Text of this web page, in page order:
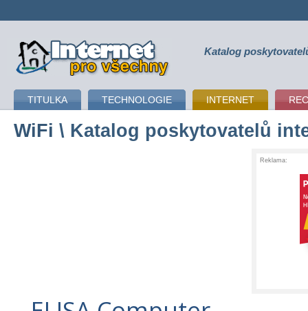
připojení k internetu Katalog
TITULKA TECHNOLOGIE INTERNET
WiFi \ Katalog poskytovatelů
Reklama: